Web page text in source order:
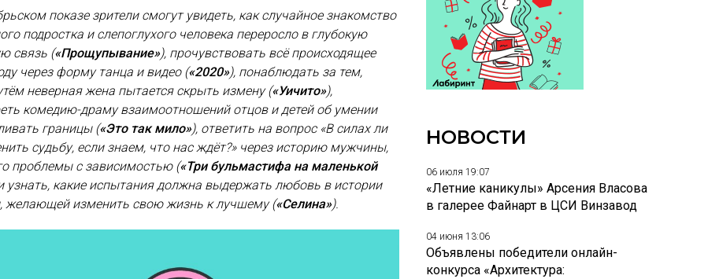
показе зрители смогут увидеть, как случайное знакомство
подростка и слепоглухого человека переросло в глубокую
связь («Прощупывание»), прочувствовать всё происходящее
через форму танца и видео («2020»), понаблюдать за тем,
неверная жена пытается скрыть измену («Уичито»),
комедию-драму взаимоотношений отцов и детей об умении
границы («Это так мило»), ответить на вопрос «В силах ли
судьбу, если знаем, что нас ждёт?» через историю мужчины,
проблемы с зависимостью («Три бульмастифа на маленькой
узнать, какие испытания должна выдержать любовь в истории
желающей изменить свою жизнь к лучшему («Селина»).
НОВОСТИ
06 июля 19:07
«Летние каникулы» Арсения Власова
в галерее Файнарт в ЦСИ Винзавод
04 июня 13:06
Объявлены победители онлайн-
конкурса «Архитектура: